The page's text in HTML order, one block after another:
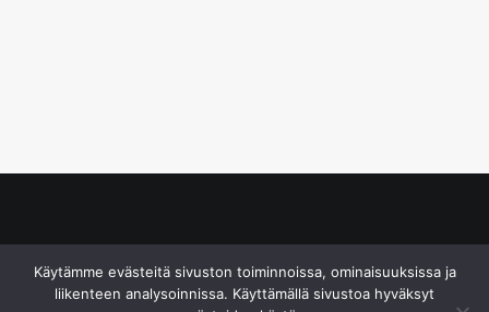
Käytämme evästeitä sivuston toiminnoissa, ominaisuuksissa ja
liikenteen analysoinnissa. Käyttämällä sivustoa hyväksyt